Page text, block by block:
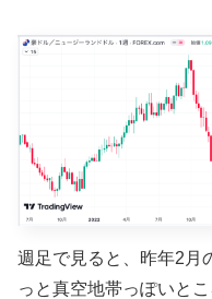
週足で見ると、昨年2月
っと真空地帯っぽいと